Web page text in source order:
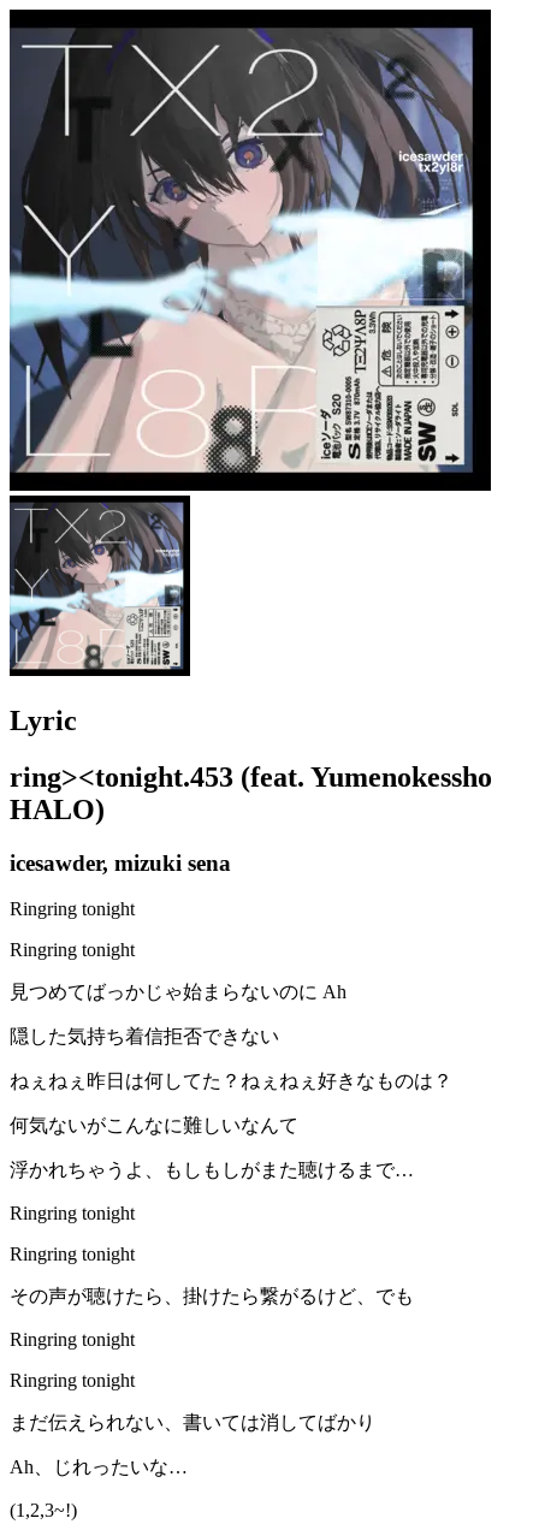
Lyric
ring><tonight.453 (feat. Yumenokessho
HALO)
icesawder, mizuki sena
Ringring tonight
Ringring tonight
見つめてばっかじゃ始まらないのに Ah
隠した気持ち着信拒否できない
ねぇねぇ昨日は何してた？ねぇねぇ好きなものは？
何気ないがこんなに難しいなんて
浮かれちゃうよ、もしもしがまた聴けるまで…
Ringring tonight
Ringring tonight
その声が聴けたら、掛けたら繋がるけど、でも
Ringring tonight
Ringring tonight
まだ伝えられない、書いては消してばかり
Ah、じれったいな…
(1,2,3~!)